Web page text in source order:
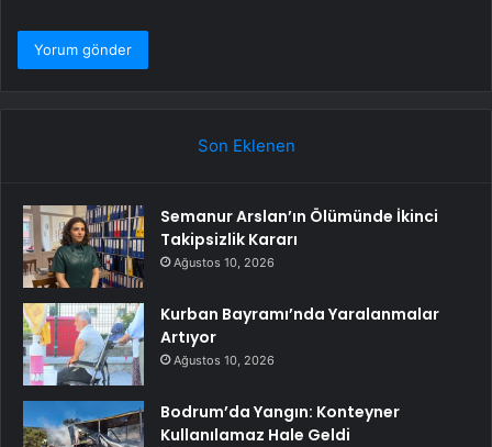
Son Eklenen
Semanur Arslan’ın Ölümünde İkinci
Takipsizlik Kararı
Ağustos 10, 2026
Kurban Bayramı’nda Yaralanmalar
Artıyor
Ağustos 10, 2026
Bodrum’da Yangın: Konteyner
Kullanılamaz Hale Geldi